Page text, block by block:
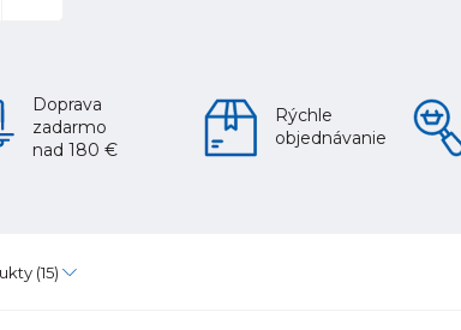
Doprava
zadarmo
nad 180 €
Rýchle
objednávanie
(15)